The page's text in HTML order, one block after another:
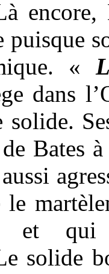
puisque
«
dans
solide.
Bates
le
et qui
solide